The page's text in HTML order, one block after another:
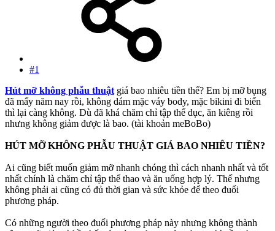
#1
Hút mỡ không phẫu thuật giá bao nhiêu tiền thế? Em bị mỡ bụng
đã mấy năm nay rồi, không dám mặc váy body, mặc bikini đi biển
thì lại càng không. Dù đã khá chăm chỉ tập thể dục, ăn kiêng rồi
nhưng không giảm được là bao. (tài khoản meBoBo)
HÚT MỠ KHÔNG PHẪU THUẬT GIÁ BAO NHIÊU TIỀN?
Ai cũng biết muốn giảm mỡ nhanh chóng thì cách nhanh nhất và tốt
nhất chính là chăm chỉ tập thể thao và ăn uống hợp lý. Thế nhưng
không phải ai cũng có đủ thời gian và sức khỏe để theo đuổi
phương pháp.
Có những người theo đuổi phương pháp này nhưng không thành